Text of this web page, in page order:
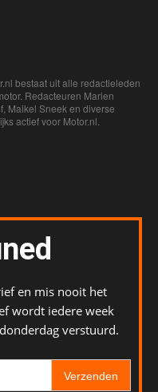
bestaat uit alle redactieleden
Redacteuren Marien
Maikel Sneek en diverse
actief voor Motor.nl.
en mis nooit het
wordt iedere week
verstuurd.
Verzenden